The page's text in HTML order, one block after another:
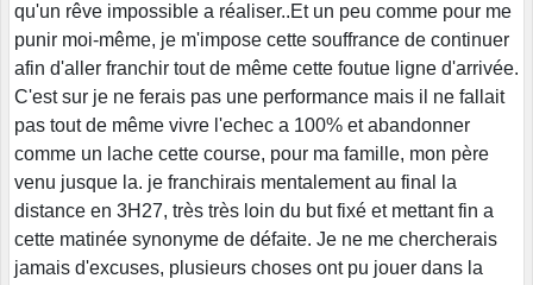
qu'un rêve impossible a réaliser..Et un peu comme pour me
punir moi-même, je m'impose cette souffrance de continuer
afin d'aller franchir tout de même cette foutue ligne d'arrivée.
C'est sur je ne ferais pas une performance mais il ne fallait
pas tout de même vivre l'echec a 100% et abandonner
comme un lache cette course, pour ma famille, mon père
venu jusque la. je franchirais mentalement au final la
distance en 3H27, très très loin du but fixé et mettant fin a
cette matinée synonyme de défaite. Je ne me chercherais
jamais d'excuses, plusieurs choses ont pu jouer dans la